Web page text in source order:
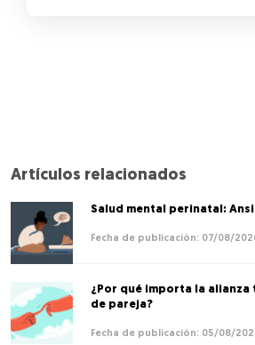
Artículos relacionados
Salud mental perinatal:
07/08/
¿Por qué importa la
de pareja?
05/08/